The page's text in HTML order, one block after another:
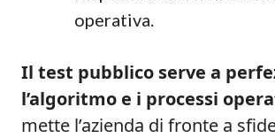
operativa.
Il test pubblico serve a
l’algoritmo e i processi
mette l’azienda di fronte a